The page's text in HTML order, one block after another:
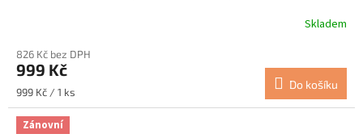
Skladem
826 Kč bez DPH
999 Kč
Měrná
cena:
999 Kč / 1 ks
Do košíku
Zánovní